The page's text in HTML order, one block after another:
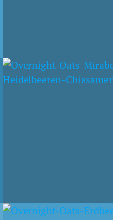
19. JULI 2015
LIMETTENMILCH-
19. APRIL 2015